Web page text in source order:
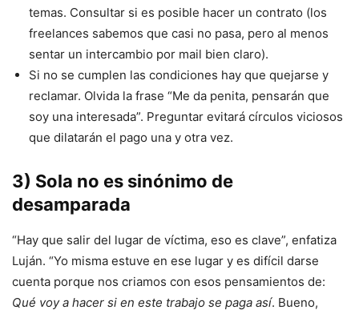
temas. Consultar si es posible hacer un contrato (los
freelances sabemos que casi no pasa, pero al menos
sentar un intercambio por mail bien claro).
Si no se cumplen las condiciones hay que quejarse y
reclamar. Olvida la frase “Me da penita, pensarán que
soy una interesada”. Preguntar evitará círculos viciosos
que dilatarán el pago una y otra vez.
3) Sola no es sinónimo de
desamparada
“Hay que salir del lugar de víctima, eso es clave”, enfatiza
Luján. “Yo misma estuve en ese lugar y es difícil darse
cuenta porque nos criamos con esos pensamientos de:
Qué voy a hacer si en este trabajo se paga así. Bueno,